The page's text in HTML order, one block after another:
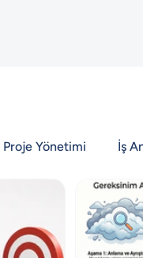
Proje Yönetimi İş